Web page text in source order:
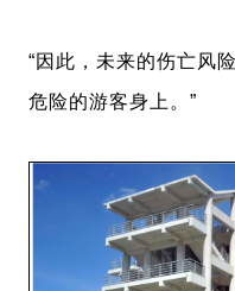
“因此，未来的伤亡风
危险的游客身上。”